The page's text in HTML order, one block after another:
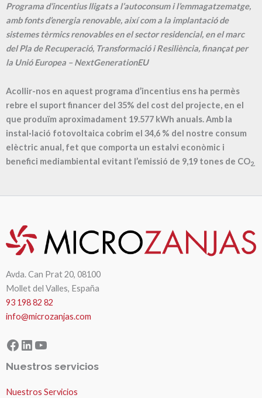
Programa d’incentius lligats a l’autoconsum i l’emmagatzematge,
amb fonts d’energia renovable, així com a la implantació de
sistemes tèrmics renovables en el sector residencial, en el marc
del Pla de Recuperació, Transformació i Resiliència, finançat per
la Unió Europea – NextGenerationEU
Acollir-nos en aquest programa d’incentius ens ha permès
rebre el suport financer del 35% del cost del projecte, en el
que produïm aproximadament 19.577 kWh anuals. Amb la
instal·lació fotovoltaica cobrim el 34,6 % del nostre consum
elèctric anual, fet que comporta un estalvi econòmic i
benefici mediambiental evitant l’emissió de 9,19 tones de CO2.
Avda. Can Prat 20, 08100
Mollet del Valles, España
93 198 82 82
info@microzanjas.com
Facebook
LinkedIn
YouTube
Nuestros servicios
Nuestros Servicios